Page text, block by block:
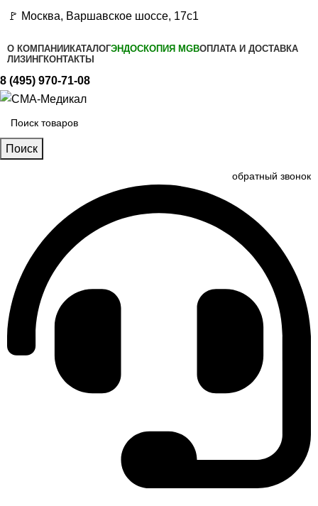
🚩 Москва, Варшавское шоссе, 17с1
О КОМПАНИИ КАТАЛОГЭНДОСКОПИЯ MGBОПЛАТА И ДОСТАВКА
ЛИЗИНГКОНТАКТЫ
8 (495) 970-71-08
Поиск
обратный звонок